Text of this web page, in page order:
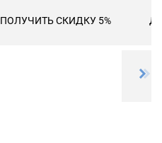
ПОЛУЧИТЬ СКИДКУ 5%